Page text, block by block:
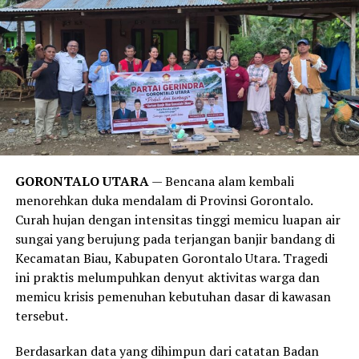
dalam tubuh.
Temuan ini juga sejalan dengan publikasi medis dari
Harvard Health Publishing. Laporan tersebut
menegaskan bahwa obsesi manusia modern untuk mandi
setiap hari lebih didorong oleh norma sosial, kebiasaan,
serta strategi pemasaran industri sabun kecantikan,
alih-alih kebutuhan medis yang sesungguhnya. Sistem
kotoran dan bakteri dalam jumlah wajar untuk
merangsang antibodi agar tetap kuat.
Meski demikian, anjuran untuk mandi 2-3 kali seminggu
ini memiliki pengecualian. Melansir data tambahan dari
Healthline , mereka yang rutin melakukan olahraga
berat, bekerja di luar ruangan yang bersinggungan
langsung dengan kotoran, atau memiliki kondisi medis
GORONTALO UTARA— Bencana alam kembali
menorehkan duka mendalam di Provinsi Gorontalo.
Curah hujan dengan intensitas tinggi memicu luapan air
sungai yang berujung pada terjangan banjir bandang di
Kecamatan Biau, Kabupaten Gorontalo Utara. Tragedi
ini praktis melumpuhkan denyut aktivitas warga dan
memicu krisis pemenuhan kebutuhan dasar di kawasan
tersebut.
Berdasarkan data yang dihimpun dari catatan Badan